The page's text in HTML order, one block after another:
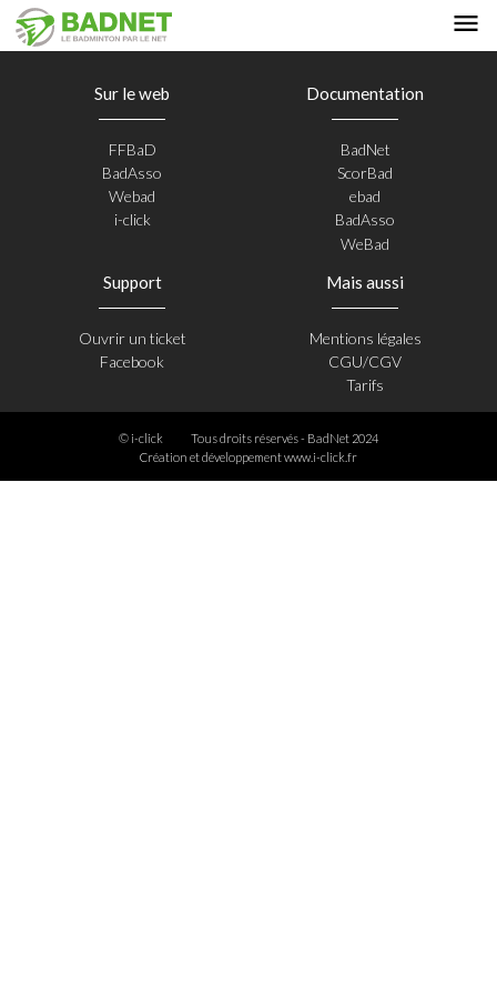
Sur le web
FFBaD
BadAsso
Webad
i-click
Documentation
BadNet
ScorBad
ebad
BadAsso
WeBad
Support
Ouvrir un ticket
Facebook
Mais aussi
Mentions légales
CGU/CGV
Tarifs
© i-click
Tous droits réservés - BadNet 2024
Création et développementwww.i-click.fr